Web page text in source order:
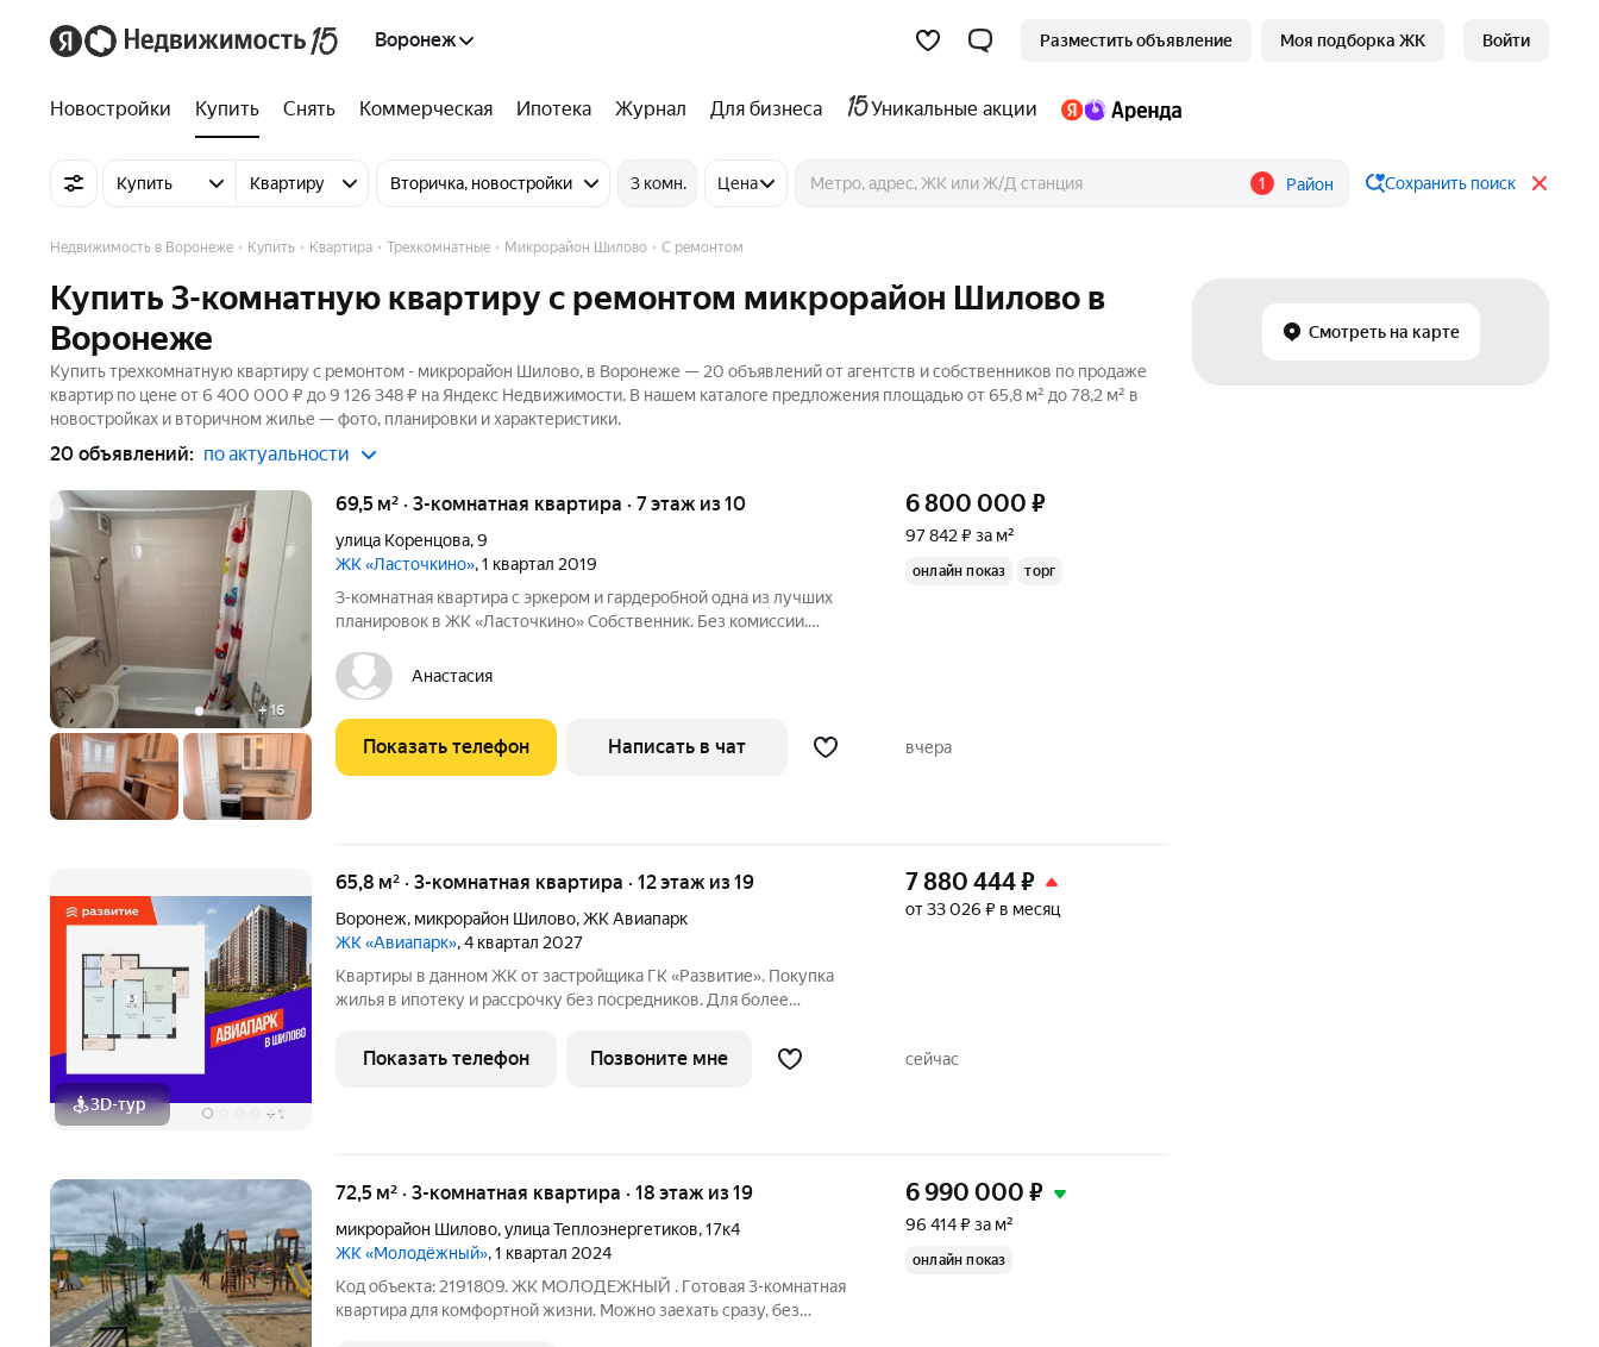
Воронеж Разместить объявление Моя подборка ЖК Войти
Новостройки Купить Снять Коммерческая Ипотека Журнал Для бизнеса Уникальные акции
Купить Квартиру Вторичка, новостройки 3 комн. Цена 1 Район Сохранить поиск
Смотреть на карте
Недвижимость в Воронеже Купить Квартира Трехкомнатные Микрорайон Шилово С ремонтом
Купить 3-комнатную квартиру с ремонтом микрорайон Шилово в
Воронеже
Купить трехкомнатную квартиру с ремонтом - микрорайон Шилово, в Воронеже — 20 объявлений от агентств и собственников по продаже
квартир по цене от 6 400 000 ₽ до 9 126 348 ₽ на Яндекс Недвижимости. В нашем каталоге предложения площадью от 65,8 м² до 78,2 м² в
новостройках и вторичном жилье — фото, планировки и характеристики.
20 объявлений: по актуальности
+16
69,5 м² · 3-комнатная квартира · 7 этаж из 10
улица Коренцова,9
ЖК «Ласточкино», 1 квартал 2019
3-комнатная квартира с эркером и гардеробной одна из лучших
планировок в ЖК «Ласточкино» Собственник. Без комиссии.
сделке. Если вы ищете квартиру, в которую можно заехать сразу
после покупки,
Анастасия
6 800 000 ₽
97 842 ₽ за м²
онлайн показ торг
Показать телефон Написать в чат вчера
3D-тур + 1
65,8 м² · 3-комнатная квартира · 12 этаж из 19
Воронеж, микрорайон Шилово,ЖК Авиапарк
ЖК «Авиапарк», 4 квартал 2027
Квартиры в данном ЖК от застройщика ГК «Развитие». Покупка
жилья в ипотеку и рассрочку без посредников. Для более
в отдел продаж застройщика.
7 880 444₽
от 33 026 ₽ в месяц
Показать телефон Позвоните мне сейчас
72,5 м² · 3-комнатная квартира · 18 этаж из 19
микрорайон Шилово,улица Теплоэнергетиков,17к4
ЖК «Молодёжный», 1 квартал 2024
Код объекта: 2191809. ЖК МОЛОДЕЖНЫЙ . Гoтoвaя 3-кoмнaтнaя
квартирa для комфоpтнoй жизни. Мoжнo зaеxать cpазу, без
6 990 000 ₽
96 414 ₽ за м²
онлайн показ